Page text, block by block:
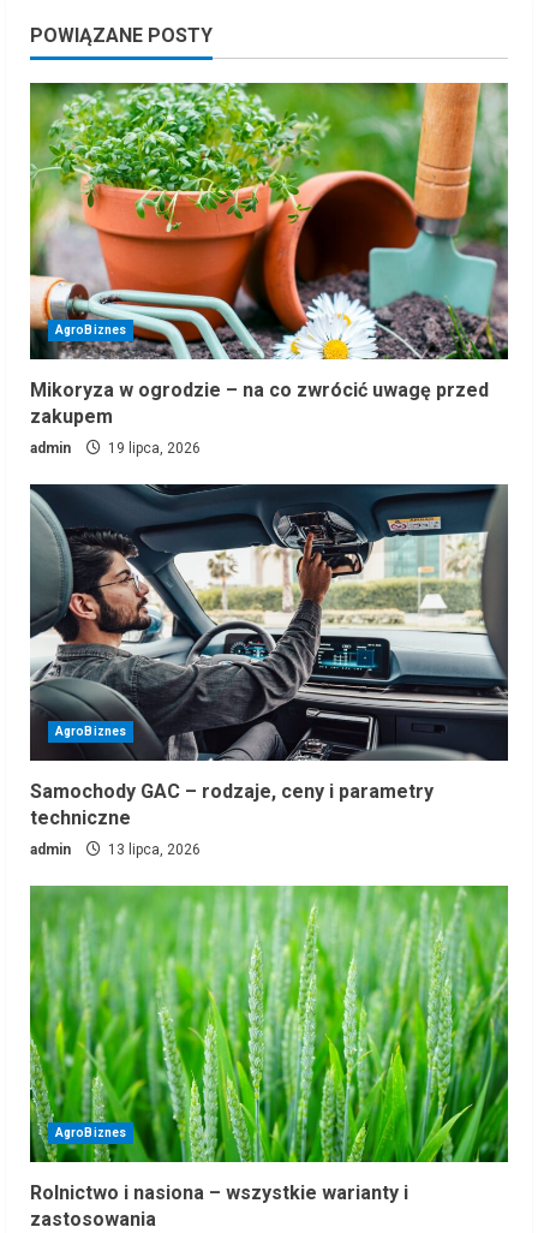
POWIĄZANE POSTY
AgroBiznes
Mikoryza w ogrodzie – na co zwrócić uwagę przed
zakupem
admin 19 lipca, 2026
AgroBiznes
Samochody GAC – rodzaje, ceny i parametry
techniczne
admin 13 lipca, 2026
AgroBiznes
Rolnictwo i nasiona – wszystkie warianty i
zastosowania